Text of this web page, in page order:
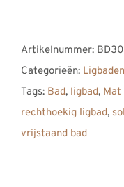
ligbad
Rectangular
Square
1680
aantal
Artikelnummer:
Categorieën: Ligbaden
Tags: Bad, ligbad,
rechthoekig ligbad,
vrijstaand bad